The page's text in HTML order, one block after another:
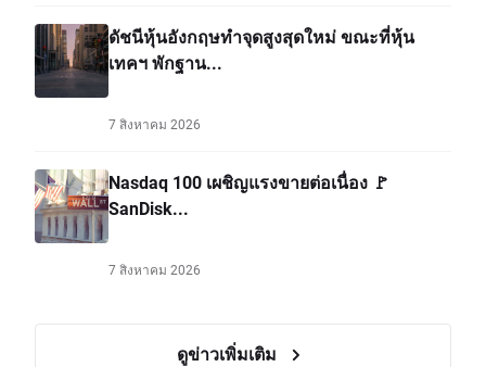
ดัชนีหุ้นอังกฤษทำจุดสูงสุดใหม่ ขณะที่หุ้น
เทคฯ พักฐาน...
7 สิงหาคม 2026
Nasdaq 100 เผชิญแรงขายต่อเนื่อง 🚩
SanDisk...
7 สิงหาคม 2026
ดูข่าวเพิ่มเติม